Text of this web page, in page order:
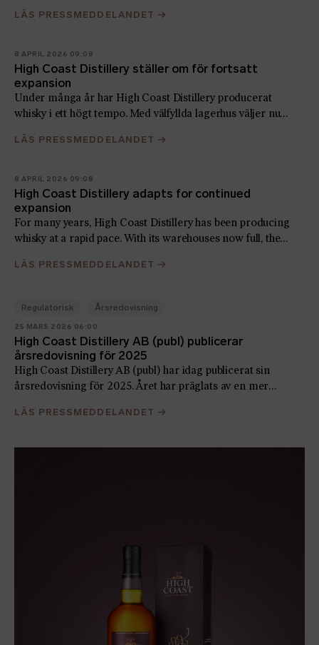
sammanfattning av stämmans beslut. För ytterligare
årsstämmohandlingarna som finns tillgängliga på bolagets
webbplats
LÄS PRESSMEDDELANDET →
8 APRIL 2026 09:08
High Coast Distillery ställer om för fortsatt
expansion
Under många år har High Coast Distillery producerat
whisky i ett högt tempo. Med välfyllda lagerhus väljer nu
ökad synlighet, närvaro och försäljning på den svenska
LÄS PRESSMEDDELANDET →
8 APRIL 2026 09:08
High Coast Distillery adapts for continued
expansion
For many years, High Coast Distillery has been producing
whisky at a rapid pace. With its warehouses now full, the
to prioritise increased visibility, market presence and sales
LÄS PRESSMEDDELANDET →
Regulatorisk Årsredovisning
25 MARS 2026 06:00
High Coast Distillery AB (publ) publicerar
årsredovisning för 2025
High Coast Distillery AB (publ) har idag publicerat sin
årsredovisning för 2025. Året har präglats av en mer
efterfrågan och ökad priskänslighet. Bolaget har prioriterat
varumärke och utvalda exportmarknader.
LÄS PRESSMEDDELANDET →